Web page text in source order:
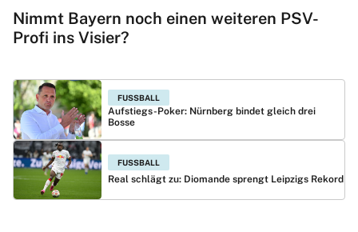
Nimmt Bayern noch einen weiteren PSV-
Profi ins Visier?
FUSSBALL
Aufstiegs-Poker: Nürnberg bindet gleich drei
Bosse
FUSSBALL
Real schlägt zu: Diomande sprengt Leipzigs Rekord